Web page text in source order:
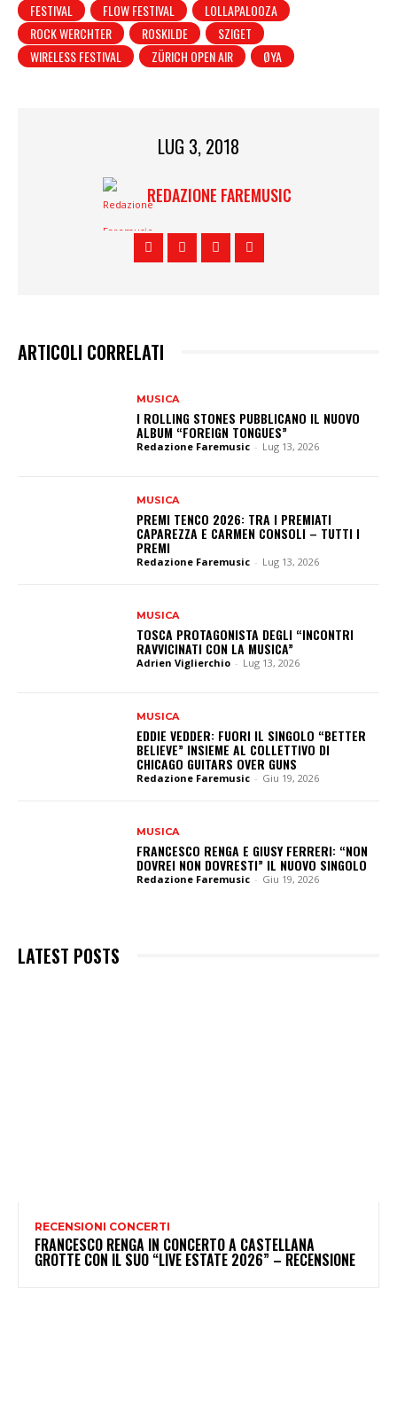
FESTIVAL
FLOW FESTIVAL
LOLLAPALOOZA
ROCK WERCHTER
ROSKILDE
SZIGET
WIRELESS FESTIVAL
ZÜRICH OPEN AIR ØYA
LUG 3, 2018
REDAZIONE FAREMUSIC
ARTICOLI CORRELATI
MUSICA
I ROLLING STONES PUBBLICANO IL NUOVO
ALBUM “FOREIGN TONGUES”
Redazione Faremusic - Lug 13, 2026
MUSICA
PREMI TENCO 2026: TRA I PREMIATI
CAPAREZZA E CARMEN CONSOLI – TUTTI I
PREMI
Redazione Faremusic - Lug 13, 2026
MUSICA
TOSCA PROTAGONISTA DEGLI “INCONTRI
RAVVICINATI CON LA MUSICA”
Adrien Viglierchio - Lug 13, 2026
MUSICA
EDDIE VEDDER: FUORI IL SINGOLO “BETTER
BELIEVE” INSIEME AL COLLETTIVO DI
CHICAGO GUITARS OVER GUNS
Redazione Faremusic - Giu 19, 2026
MUSICA
FRANCESCO RENGA E GIUSY FERRERI: “NON
DOVREI NON DOVRESTI” IL NUOVO SINGOLO
Redazione Faremusic - Giu 19, 2026
LATEST POSTS
RECENSIONI CONCERTI
FRANCESCO RENGA IN CONCERTO A CASTELLANA
GROTTE CON IL SUO “LIVE ESTATE 2026” – RECENSIONE